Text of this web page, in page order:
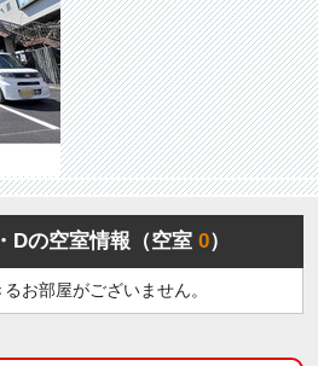
の空室情報（空室0）
お部屋がございません。